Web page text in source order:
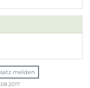
melden